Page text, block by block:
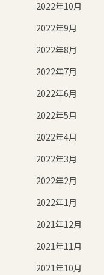
2022年10月
2022年9月
2022年8月
2022年7月
2022年6月
2022年5月
2022年4月
2022年3月
2022年2月
2022年1月
2021年12月
2021年11月
2021年10月